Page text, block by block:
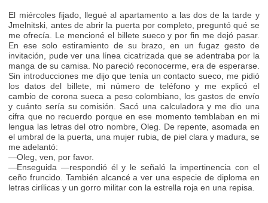
El miércoles fijado, llegué al apartamento a las dos de la tarde y
Jmelnitski, antes de abrir la puerta por completo, preguntó qué se
me ofrecía. Le mencioné el billete sueco y por fin me dejó pasar.
En ese solo estiramiento de su brazo, en un fugaz gesto de
invitación, pude ver una línea cicatrizada que se adentraba por la
manga de su camisa. No pareció reconocerme, era de esperarse.
Sin introducciones me dijo que tenía un contacto sueco, me pidió
los datos del billete, mi número de teléfono y me explicó el
cambio de corona sueca a peso colombiano, los gastos de envío
y cuánto sería su comisión. Sacó una calculadora y me dio una
cifra que no recuerdo porque en ese momento temblaban en mi
lengua las letras del otro nombre, Oleg. De repente, asomada en
el umbral de la puerta, una mujer rubia, de piel clara y madura, se
me adelantó:
—Oleg, ven, por favor.
—Enseguida —respondió él y le señaló la impertinencia con el
ceño fruncido. También alcancé a ver una especie de diploma en
letras cirílicas y un gorro militar con la estrella roja en una repisa.